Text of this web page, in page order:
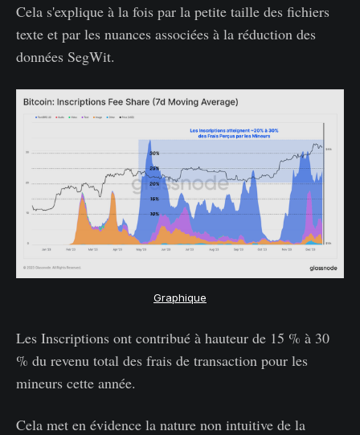
Cela s'explique à la fois par la petite taille des fichiers
texte et par les nuances associées à la réduction des
données SegWit.
Graphique
Les Inscriptions ont contribué à hauteur de 15 % à 30
% du revenu total des frais de transaction pour les
mineurs cette année.
Cela met en évidence la nature non intuitive de la